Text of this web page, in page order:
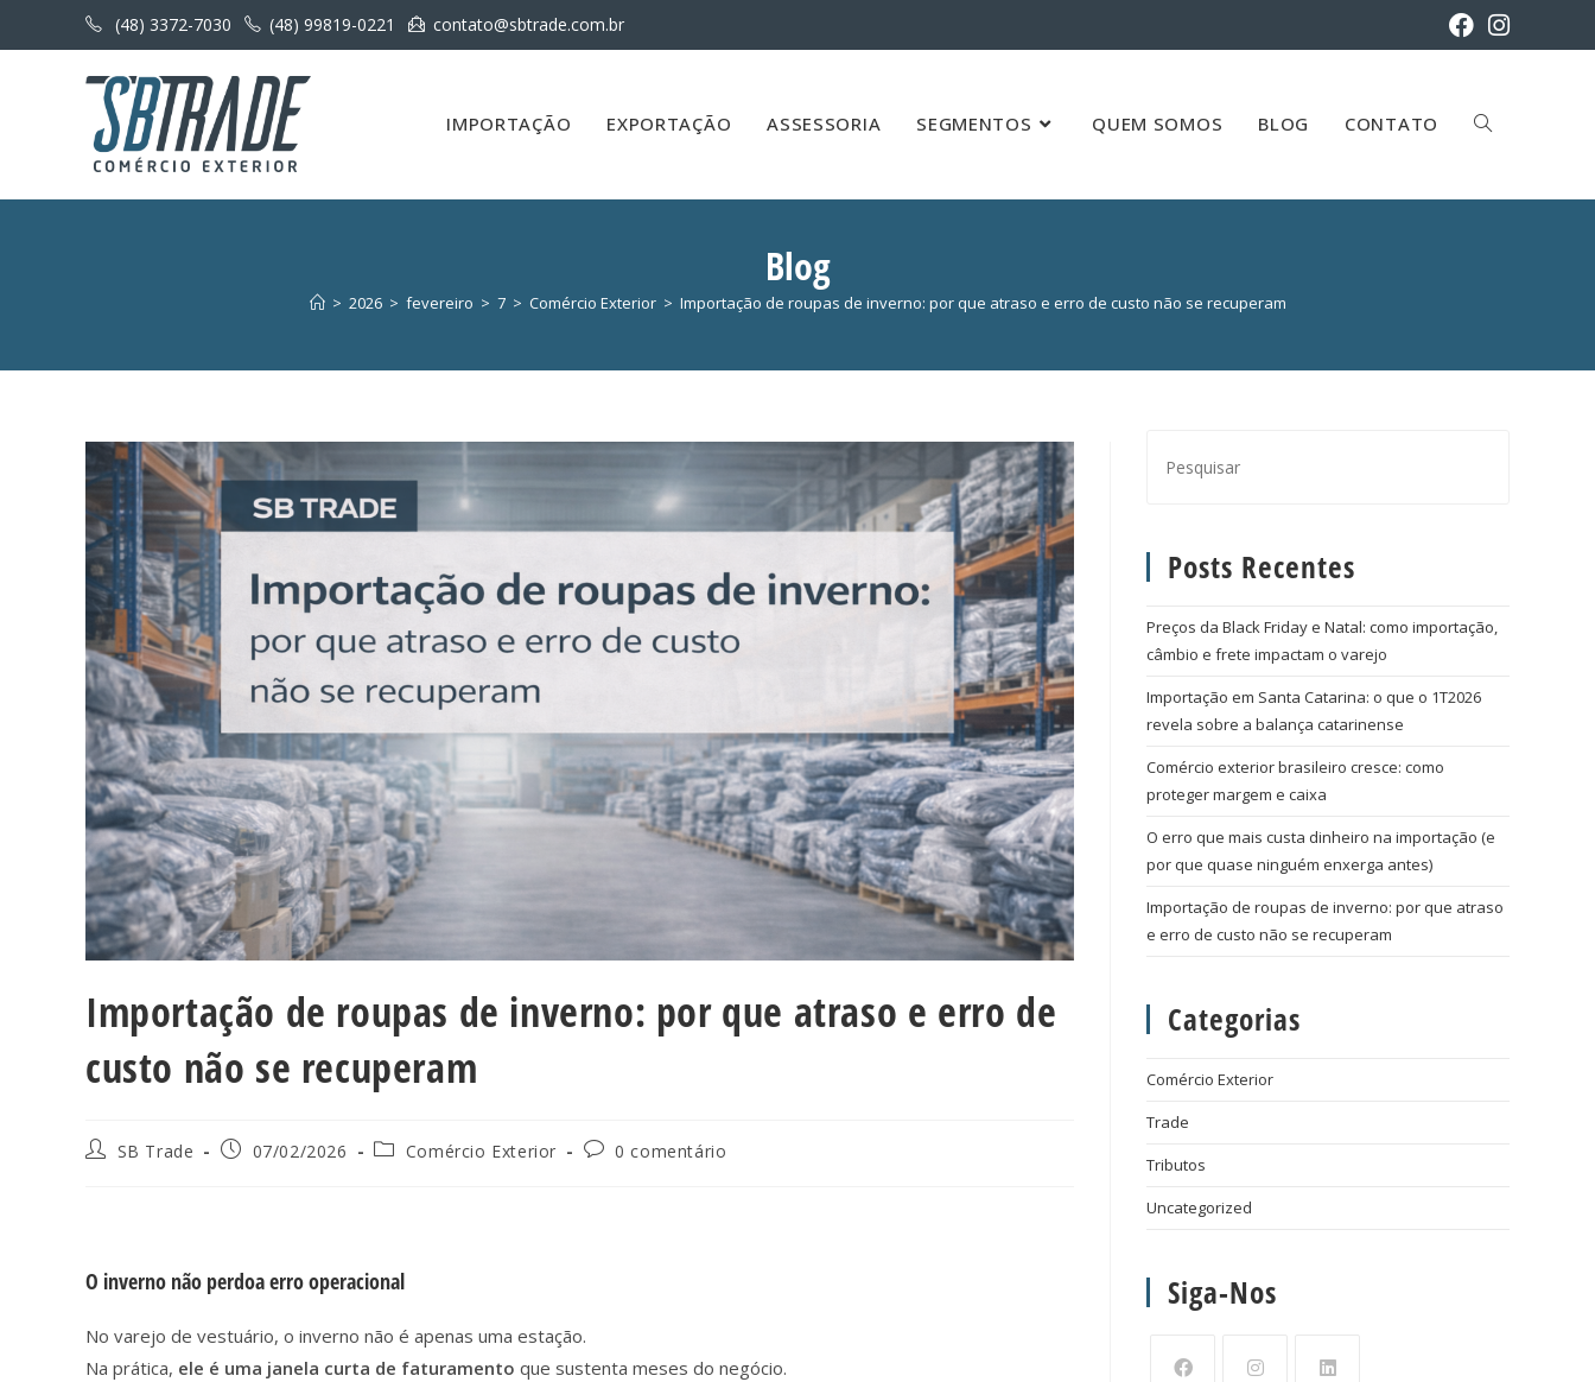
(48) 3372-7030 (48) 99819-0221 contato@sbtrade.com.br
IMPORTAÇÃO EXPORTAÇÃO ASSESSORIA SEGMENTOS QUEM SOMOS BLOG CONTATO
Blog
> 2026 > fevereiro > 7 > Comércio Exterior > Importação de roupas de inverno: por que atraso e erro de custo não se recuperam
Importação de roupas de inverno: por que atraso e erro de
custo não se recuperam
SB Trade 07/02/2026 Comércio Exterior 0 comentário
O inverno não perdoa erro operacional
No varejo de vestuário, o inverno não é apenas uma estação.
Na prática, ele é uma janela curta de faturamento que sustenta meses do negócio.
Posts Recentes
Preços da Black Friday e Natal: como importação,
câmbio e frete impactam o varejo
Importação em Santa Catarina: o que o 1T2026
revela sobre a balança catarinense
Comércio exterior brasileiro cresce: como
proteger margem e caixa
O erro que mais custa dinheiro na importação (e
por que quase ninguém enxerga antes)
Importação de roupas de inverno: por que atraso
e erro de custo não se recuperam
Categorias
Comércio Exterior
Trade
Tributos
Uncategorized
Siga-Nos